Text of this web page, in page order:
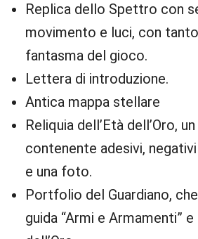
Replica dello Spettro con
movimento e luci, con
fantasma del gioco.
Lettera di introduzione.
Antica mappa stellare
Reliquia dell’Età dell’Oro,
contenente adesivi,
e una foto.
Portfolio del Guardiano,
guida “Armi e Armamenti”